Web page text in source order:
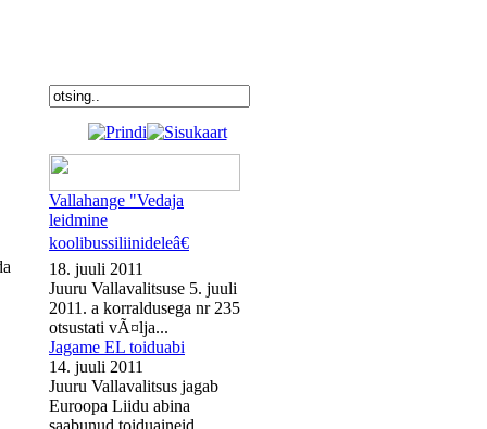
Vallahange "Vedaja
leidmine
koolibussiliinideleâ€
18. juuli 2011
Juuru Vallavalitsuse 5. juuli
2011. a korraldusega nr 235
otsustati vÃ¤lja...
Jagame EL toiduabi
14. juuli 2011
Juuru Vallavalitsus jagab
Euroopa Liidu abina
saabunud toiduaineid